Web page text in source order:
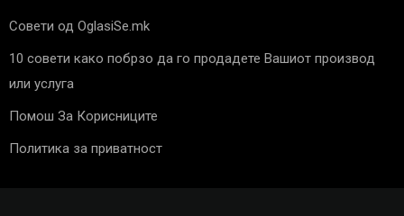
Совети од OglasiSe.mk
10 совети како побрзо да го продадете Вашиот производ
или услуга
Помош За Корисниците
Политика за приватност